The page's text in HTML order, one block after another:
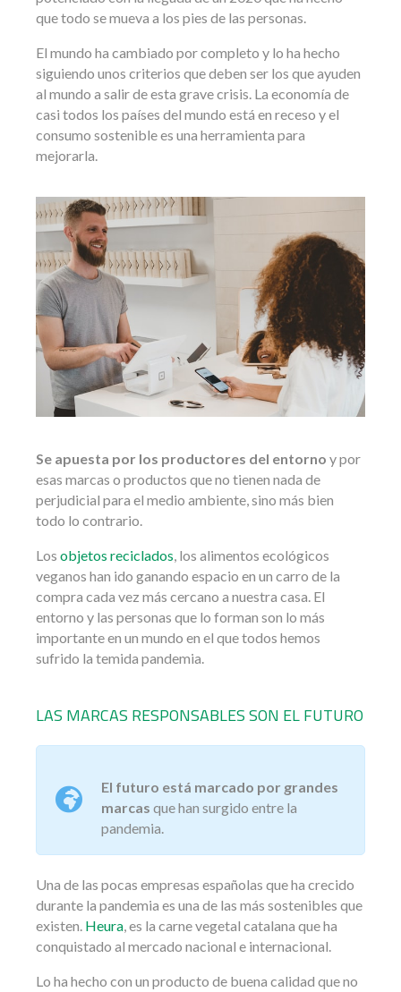
que todo se mueva a los pies de las personas.
El mundo ha cambiado por completo y lo ha hecho
siguiendo unos criterios que deben ser los que ayuden
al mundo a salir de esta grave crisis. La economía de
casi todos los países del mundo está en receso y el
consumo sostenible es una herramienta para
mejorarla.
Se apuesta por los productores del entorno y por
esas marcas o productos que no tienen nada de
perjudicial para el medio ambiente, sino más bien
todo lo contrario.
Los objetos reciclados , los alimentos ecológicos
veganos han ido ganando espacio en un carro de la
compra cada vez más cercano a nuestra casa. El
entorno y las personas que lo forman son lo más
importante en un mundo en el que todos hemos
sufrido la temida pandemia.
LAS MARCAS RESPONSABLES SON EL FUTURO
El futuro está marcado por grandes
marcas que han surgido entre la
pandemia.
Una de las pocas empresas españolas que ha crecido
durante la pandemia es una de las más sostenibles que
existen. Heura, es la carne vegetal catalana que ha
conquistado al mercado nacional e internacional.
Lo ha hecho con un producto de buena calidad que no